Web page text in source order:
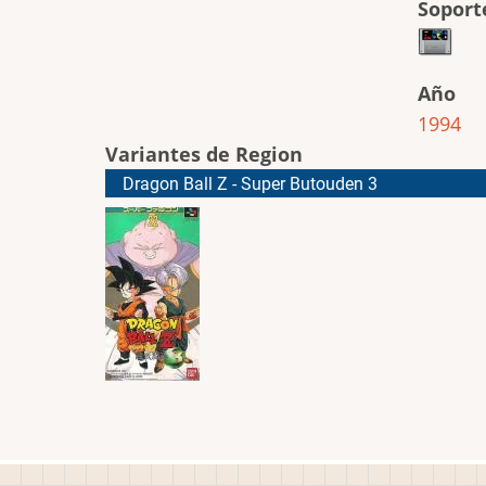
Año
1994
Variantes de Region
Dragon Ball Z - Super Butouden 3